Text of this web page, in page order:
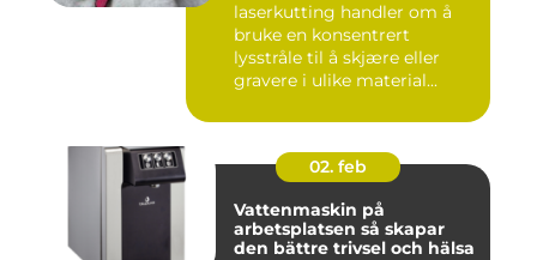
laserkutting handler om å
bruke en konsentrert
lysstråle til å skjære eller
gravere i ulike material...
02. feb
Vattenmaskin på
arbetsplatsen så skapar
den bättre trivsel och hälsa